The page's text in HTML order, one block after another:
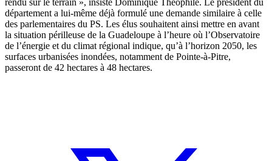
rendu sur le terrain », insiste Dominique Théophile. Le président du
département a lui-même déjà formulé une demande similaire à celle
des parlementaires du PS. Les élus souhaitent ainsi mettre en avant
la situation périlleuse de la Guadeloupe à l’heure où l’Observatoire
de l’énergie et du climat régional indique, qu’à l’horizon 2050, les
surfaces urbanisées inondées, notamment de Pointe-à-Pitre,
passeront de 42 hectares à 48 hectares.